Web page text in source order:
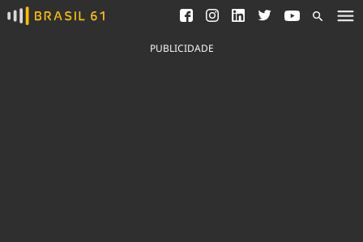
Ver todas as notícias
Saneamento
Indicadores
PUBLICIDADE